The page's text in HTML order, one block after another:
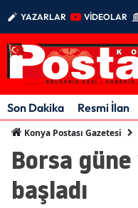
YAZARLAR VİDEOLAR
Son Dakika Resmi İlan
Konya Postası Gazetesi
Borsa
başladı